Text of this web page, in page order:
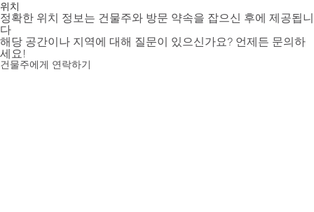
위치
정확한 위치 정보는 건물주와 방문 약속을 잡으신 후에 제공됩니
다
해당 공간이나 지역에 대해 질문이 있으신가요? 언제든 문의하
세요!
건물주에게 연락하기